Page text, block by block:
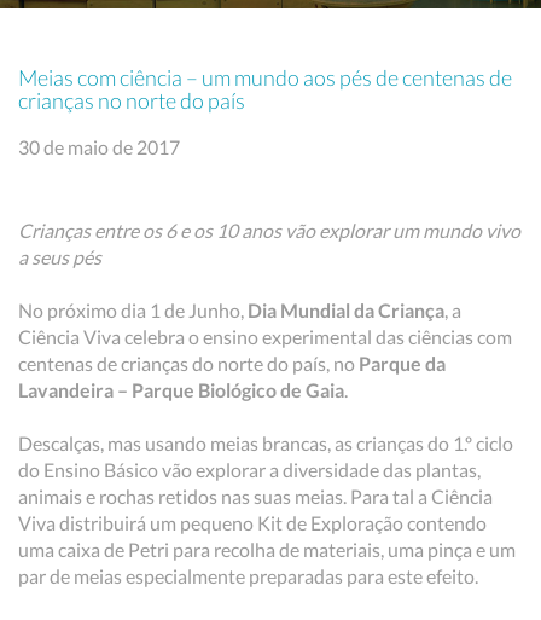
Meias com ciência – um mundo aos pés de centenas de
crianças no norte do país
30 de maio de 2017
Crianças entre os 6 e os 10 anos vão explorar um mundo vivo
a seus pés
No próximo dia 1 de Junho, Dia Mundial da Criança, a
Ciência Viva celebra o ensino experimental das ciências com
centenas de crianças do norte do país, no Parque da
Lavandeira – Parque Biológico de Gaia.
Descalças, mas usando meias brancas, as crianças do 1.º ciclo
do Ensino Básico vão explorar a diversidade das plantas,
animais e rochas retidos nas suas meias. Para tal a Ciência
Viva distribuirá um pequeno Kit de Exploração contendo
uma caixa de Petri para recolha de materiais, uma pinça e um
par de meias especialmente preparadas para este efeito.